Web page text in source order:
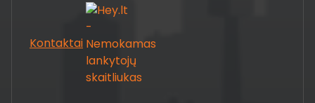
Kontaktai